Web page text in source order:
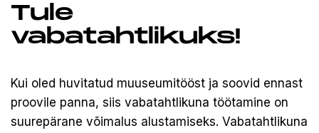
Tule
vabatahtlikuks!
Kui oled huvitatud muuseumitööst ja soovid ennast
proovile panna, siis vabatahtlikuna töötamine on
suurepärane võimalus alustamiseks. Vabatahtlikuna